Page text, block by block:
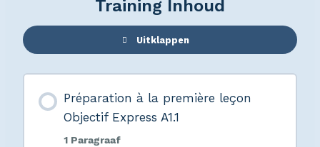
Training Inhoud
Uitklappen
Préparation à la première leçon
Objectif Express A1.1
1 Paragraaf